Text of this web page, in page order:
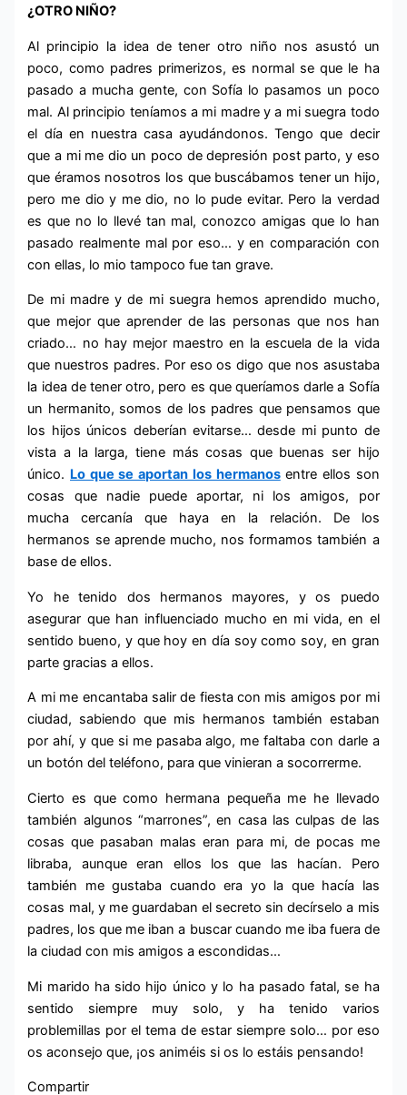
¿OTRO NIÑO?
Al principio la idea de tener otro niño nos asustó un
poco, como padres primerizos, es normal se que le ha
pasado a mucha gente, con Sofía lo pasamos un poco
mal. Al principio teníamos a mi madre y a mi suegra todo
el día en nuestra casa ayudándonos. Tengo que decir
que a mi me dio un poco de depresión post parto, y eso
que éramos nosotros los que buscábamos tener un hijo,
pero me dio y me dio, no lo pude evitar. Pero la verdad
es que no lo llevé tan mal, conozco amigas que lo han
pasado realmente mal por eso… y en comparación con
con ellas, lo mio tampoco fue tan grave.
De mi madre y de mi suegra hemos aprendido mucho,
que mejor que aprender de las personas que nos han
criado… no hay mejor maestro en la escuela de la vida
que nuestros padres. Por eso os digo que nos asustaba
la idea de tener otro, pero es que queríamos darle a Sofía
un hermanito, somos de los padres que pensamos que
los hijos únicos deberían evitarse… desde mi punto de
vista a la larga, tiene más cosas que buenas ser hijo
único. Lo que se aportan los hermanosentre ellos son
cosas que nadie puede aportar, ni los amigos, por
mucha cercanía que haya en la relación. De los
hermanos se aprende mucho, nos formamos también a
base de ellos.
Yo he tenido dos hermanos mayores, y os puedo
asegurar que han influenciado mucho en mi vida, en el
sentido bueno, y que hoy en día soy como soy, en gran
parte gracias a ellos.
A mi me encantaba salir de fiesta con mis amigos por mi
ciudad, sabiendo que mis hermanos también estaban
por ahí, y que si me pasaba algo, me faltaba con darle a
un botón del teléfono, para que vinieran a socorrerme.
Cierto es que como hermana pequeña me he llevado
también algunos “marrones”, en casa las culpas de las
cosas que pasaban malas eran para mi, de pocas me
libraba, aunque eran ellos los que las hacían. Pero
también me gustaba cuando era yo la que hacía las
cosas mal, y me guardaban el secreto sin decírselo a mis
padres, los que me iban a buscar cuando me iba fuera de
la ciudad con mis amigos a escondidas…
Mi marido ha sido hijo único y lo ha pasado fatal, se ha
sentido siempre muy solo, y ha tenido varios
problemillas por el tema de estar siempre solo… por eso
os aconsejo que, ¡os animéis si os lo estáis pensando!
Compartir